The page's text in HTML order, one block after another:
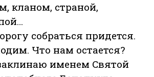
кланом, страной,
собраться придется.
Что нам остается?
именем Святой